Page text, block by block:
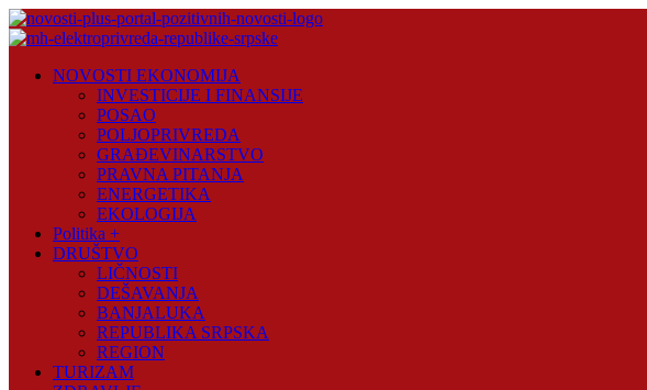
Skip
to
Plus
NOVOSTI EKONOMIJA
INVESTICIJE I FINANSIJE
POSAO
POLJOPRIVREDA
GRAĐEVINARSTVO
PRAVNA PITANJA
ENERGETIKA
EKOLOGIJA
Politika +
DRUŠTVO
LIČNOSTI
DEŠAVANJA
BANJALUKA
REPUBLIKA SRPSKA
REGION
TURIZAM